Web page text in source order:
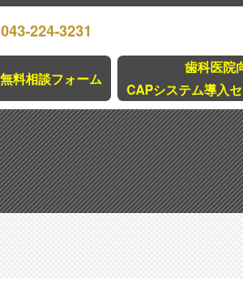
043-224-3231
無料相談フォーム
歯科医院
CAPシステム導入